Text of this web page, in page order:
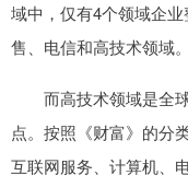
域中，仅有4个领域企
售、电信和高技术领域。
而高技术领域是全球
点。按照《财富》的分
互联网服务、计算机、